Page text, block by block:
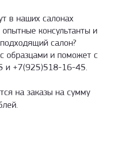
в наших салонах
опытные консультанты и
салон?
образцами и поможет с
и +7(925)518-16-45.
на заказы на сумму